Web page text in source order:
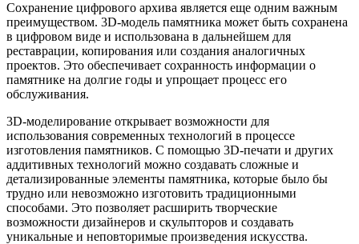
Сохранение цифрового архива является еще одним важным
преимуществом. 3D-модель памятника может быть сохранена
в цифровом виде и использована в дальнейшем для
реставрации, копирования или создания аналогичных
проектов. Это обеспечивает сохранность информации о
памятнике на долгие годы и упрощает процесс его
обслуживания.
3D-моделирование открывает возможности для
использования современных технологий в процессе
изготовления памятников. С помощью 3D-печати и других
аддитивных технологий можно создавать сложные и
детализированные элементы памятника, которые было бы
трудно или невозможно изготовить традиционными
способами. Это позволяет расширить творческие
возможности дизайнеров и скульпторов и создавать
уникальные и неповторимые произведения искусства.